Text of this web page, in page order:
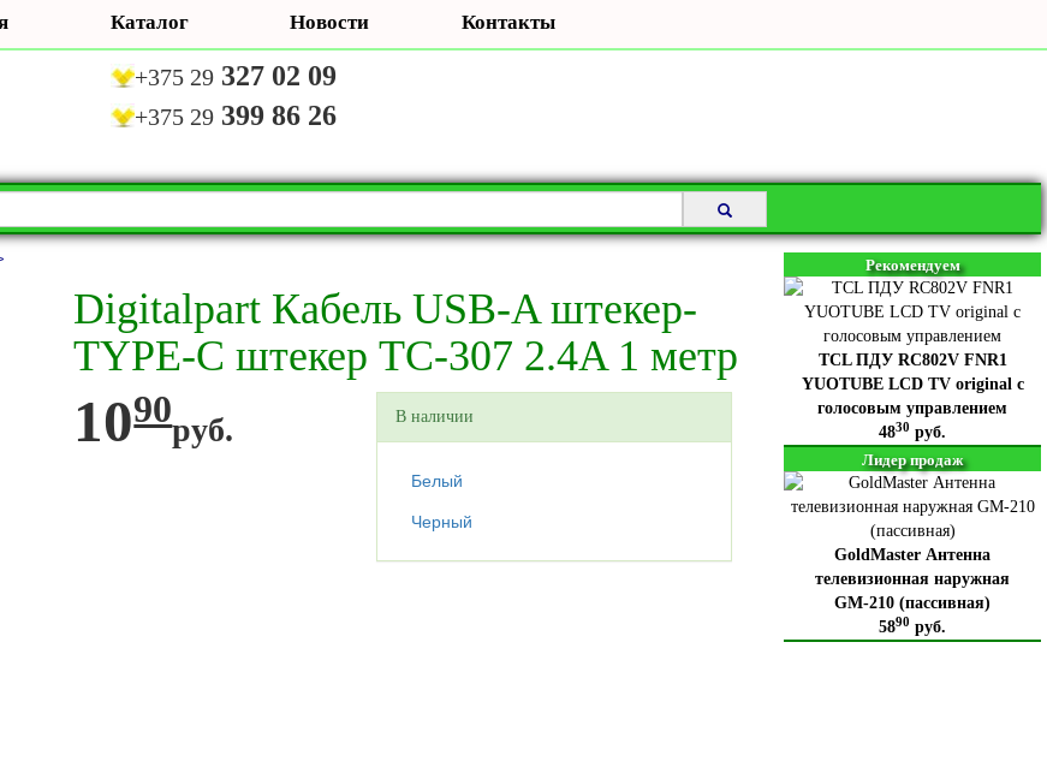
Каталог Новости Контакты
+375 29 327 02 09
+375 29 399 86 26
Digitalpart Кабель USB-A штекер-
TYPE-C штекер TC-307 2.4A 1 метр
1090руб. В наличии
Белый
Черный
Рекомендуем
TCL ПДУ RC802V FNR1
YUOTUBE LCD TV original с
голосовым управлением
4830 руб.
Лидер продаж
GoldMaster Антенна
телевизионная наружная
GM-210 (пассивная)
5890 руб.